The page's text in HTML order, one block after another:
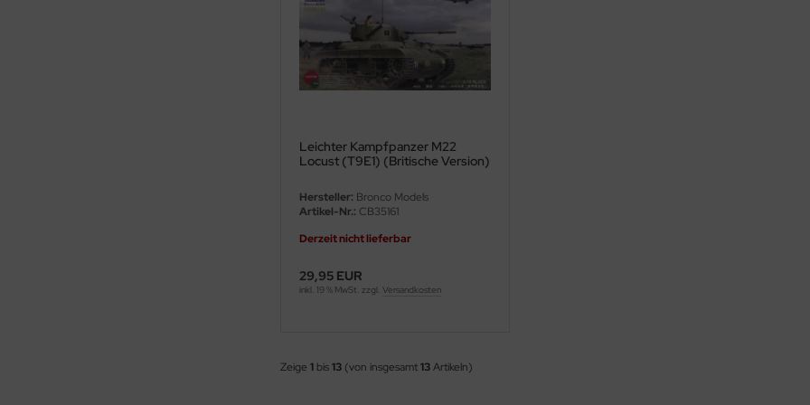
Leichter Kampfpanzer M22
Locust (T9E1) (Britische Version)
Hersteller: Bronco Models
Artikel-Nr.: CB35161
Derzeit nicht lieferbar
29,95 EUR
inkl. 19 % MwSt. zzgl. Versandkosten
Zeige 1 bis13 (von insgesamt13Artikeln)